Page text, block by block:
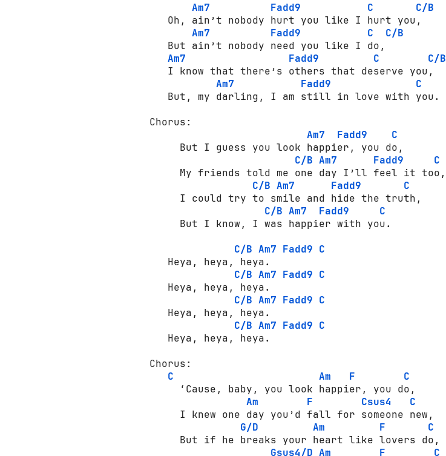
Am7
Fadd9 C
C/B
   Oh, ain’t nobody hurt you like I hurt you,
Am7
Fadd9 C
C/B
   But ain’t nobody need you like I do,
Am7
Fadd9 C
C/B
   I know that there’s others that deserve you,
Am7
Fadd9
C
   But, my darling, I am still in love with you.
Chorus:
Am7
Fadd9
C
     But I guess you look happier, you do,
C/B Am7 Fadd9
C
     My friends told me one day I’ll feel it too,
C/B Am7 Fadd9
C
     I could try to smile and hide the truth,
C/B Am7 Fadd9
C
     But I know, I was happier with you.
C/B Am7 Fadd9 C
   Heya, heya, heya.
C/B Am7 Fadd9 C
   Heya, heya, heya.
C/B Am7 Fadd9 C
   Heya, heya, heya.
C/B Am7 Fadd9 C
   Heya, heya, heya.
Chorus:
C
Am F
C
     ‘Cause, baby, you look happier, you do,
Am
F Csus4
C
     I knew one day you’d fall for someone new,
G/D
Am F
C
     But if he breaks your heart like lovers do,
Gsus4/D Am F C